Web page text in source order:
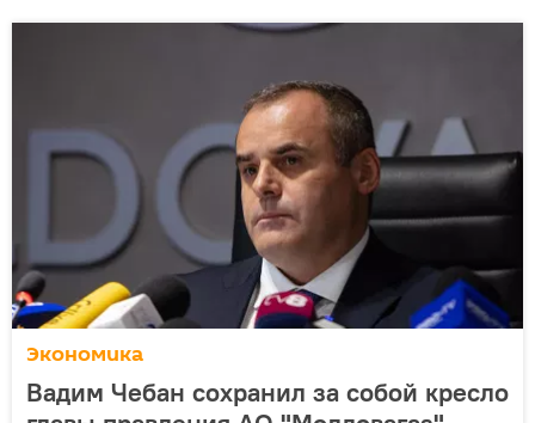
Экономика
Вадим Чебан сохранил за собой кресло